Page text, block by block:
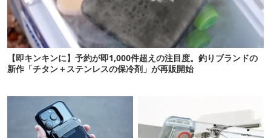
【即キンキンに】予約が即1,000件超えの注目度。釣りブランドの
新作「チタン＋ステンレスの保冷剤」が再販開始